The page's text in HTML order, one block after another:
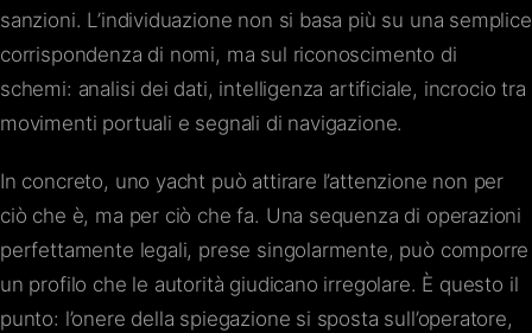
sanzioni. L’individuazione non si basa più su una semplice
corrispondenza di nomi, ma sul riconoscimento di
schemi: analisi dei dati, intelligenza artificiale, incrocio tra
movimenti portuali e segnali di navigazione.
In concreto, uno yacht può attirare l’attenzione non per
ciò che è, ma per ciò che fa. Una sequenza di operazioni
perfettamente legali, prese singolarmente, può comporre
un profilo che le autorità giudicano irregolare. È questo il
punto: l’onere della spiegazione si sposta sull’operatore,